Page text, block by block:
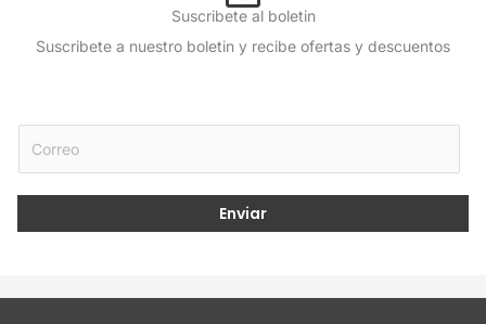
Suscribete al boletin
Suscribete a nuestro boletin y recibe ofertas y descuentos
*
m
a
l
Enviar